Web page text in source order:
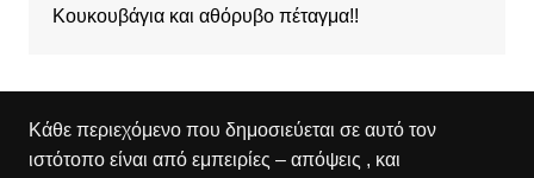
Κουκουβάγια και αθόρυβο πέταγμα!!
Κάθε περιεχόμενο που δημοσιεύεται σε αυτό τον
ιστότοπο είναι από εμπειρίες – απόψεις , και